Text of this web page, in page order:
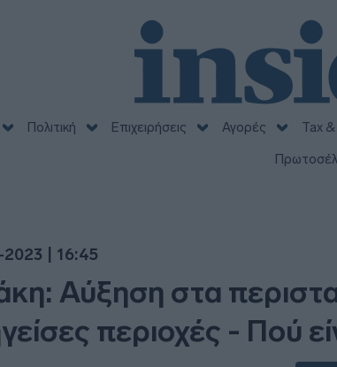
Πολιτική Επιχειρήσεις Αγορές Tax
| 16:45
Αύξηση στα
περιοχές - Πού